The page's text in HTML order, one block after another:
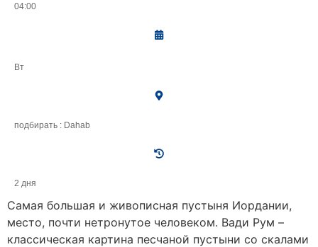
04:00
Вт
подбирать : Dahab
2 дня
Самая большая и живописная пустыня Иордании,
место, почти нетронутое человеком. Вади Рум –
классическая картина песчаной пустыни со скалами